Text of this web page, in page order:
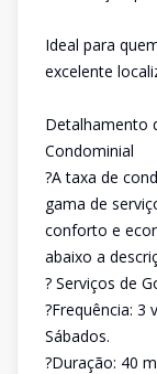
Ideal para
excelente
Detalhamento
Condominial
?A taxa de
gama de
conforto e
abaixo a
? Serviços de
?Frequência: 3
Sábados.
?Duração: 40